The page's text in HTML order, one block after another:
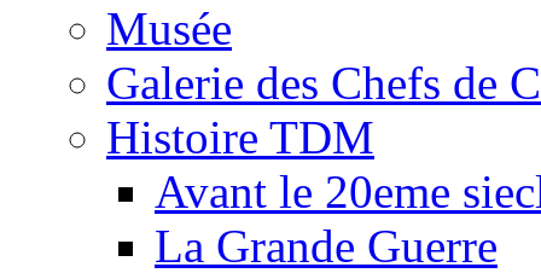
Musée
Galerie des Chefs de
Histoire TDM
Avant le 20eme
La Grande Guerre